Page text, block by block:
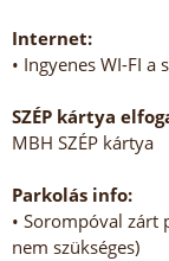
Internet:
• Ingyenes WI-FI
SZÉP kártya
MBH SZÉP kártya
Parkolás info:
• Sorompóval zárt
nem szükséges)